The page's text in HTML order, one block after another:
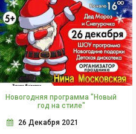
Новогодняя программа "Новый
год на стиле"
26 Декабря 2021